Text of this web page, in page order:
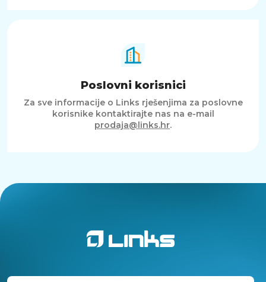
Poslovni korisnici
Za sve informacije o Links rješenjima za poslovne
korisnike kontaktirajte nas na e-mail
prodaja@links.hr.